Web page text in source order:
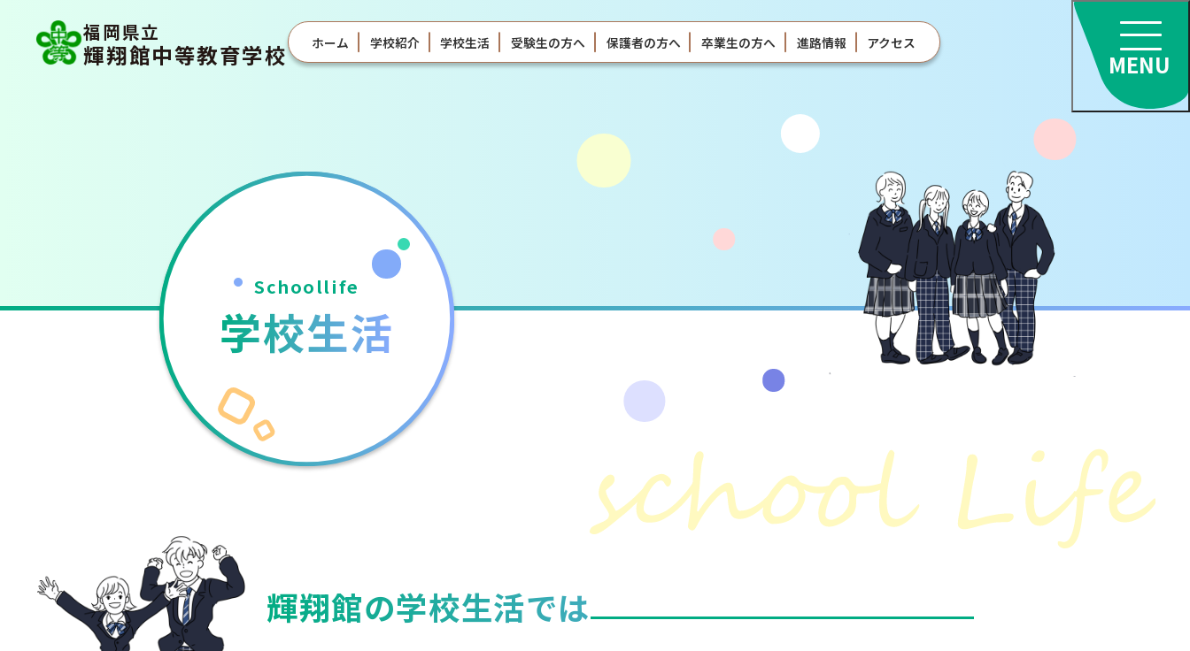
福岡県立
輝翔館中等教育学校 ホーム 学校紹介 学校生活 受験生の方へ 保護者の方へ 卒業生の方へ 進路情報 アクセス
MENU
Schoollife
学校生活
輝翔館の学校生活では